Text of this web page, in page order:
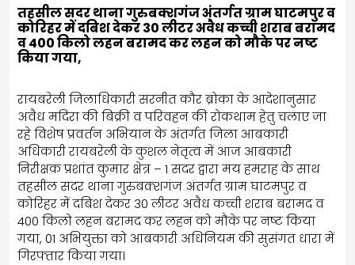
तहसील सदर थाना गुरुबक्शगंज अंतर्गत ग्राम घाटमपुर व
कोरिहर में दबिश देकर 30 लीटर अवैध कच्ची शराब बरामद
व 400 किलो लहन बरामद कर लहन को मौके पर नष्ट
किया गया,
रायबरेली जिलाधिकारी सरनीत कौर ब्रोका के आदेशानुसार
अवैध मदिरा की बिक्री व परिवहन की रोकथाम हेतु चलाए जा
रहे विशेष प्रवर्तन अभियान के अंतर्गत जिला आबकारी
अधिकारी रायबरेली के कुशल नेतृत्व में आज आबकारी
निरीक्षक प्रशांत कुमार क्षेत्र – 1 सदर द्वारा मय हमराह के साथ
तहसील सदर थाना गुरुबक्शगंज अंतर्गत ग्राम घाटमपुर व
कोरिहर में दबिश देकर 30 लीटर अवैध कच्ची शराब बरामद व
400 किलो लहन बरामद कर लहन को मौके पर नष्ट किया
गया, 01 अभियुक्ता को आबकारी अधिनियम की सुसंगत धारा में
गिरफ्तार किया गया।